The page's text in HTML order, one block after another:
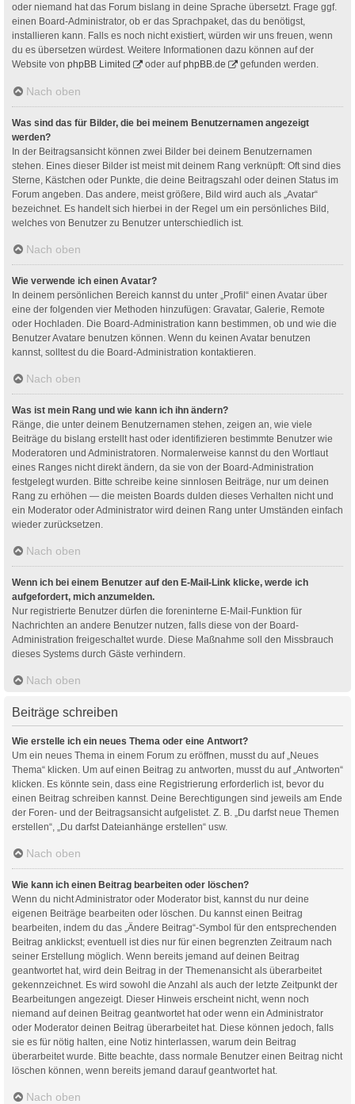
oder niemand hat das Forum bislang in deine Sprache übersetzt. Frage ggf.
einen Board-Administrator, ob er das Sprachpaket, das du benötigst,
installieren kann. Falls es noch nicht existiert, würden wir uns freuen, wenn
du es übersetzen würdest. Weitere Informationen dazu können auf der
Website von phpBB Limited oder aufphpBB.de gefunden werden.
Nach oben
Was sind das für Bilder, die bei meinem Benutzernamen angezeigt
werden?
In der Beitragsansicht können zwei Bilder bei deinem Benutzernamen
stehen. Eines dieser Bilder ist meist mit deinem Rang verknüpft: Oft sind dies
Sterne, Kästchen oder Punkte, die deine Beitragszahl oder deinen Status im
Forum angeben. Das andere, meist größere, Bild wird auch als „Avatar“
bezeichnet. Es handelt sich hierbei in der Regel um ein persönliches Bild,
welches von Benutzer zu Benutzer unterschiedlich ist.
Nach oben
Wie verwende ich einen Avatar?
In deinem persönlichen Bereich kannst du unter „Profil“ einen Avatar über
eine der folgenden vier Methoden hinzufügen: Gravatar, Galerie, Remote
oder Hochladen. Die Board-Administration kann bestimmen, ob und wie die
Benutzer Avatare benutzen können. Wenn du keinen Avatar benutzen
kannst, solltest du die Board-Administration kontaktieren.
Nach oben
Was ist mein Rang und wie kann ich ihn ändern?
Ränge, die unter deinem Benutzernamen stehen, zeigen an, wie viele
Beiträge du bislang erstellt hast oder identifizieren bestimmte Benutzer wie
Moderatoren und Administratoren. Normalerweise kannst du den Wortlaut
eines Ranges nicht direkt ändern, da sie von der Board-Administration
festgelegt wurden. Bitte schreibe keine sinnlosen Beiträge, nur um deinen
Rang zu erhöhen — die meisten Boards dulden dieses Verhalten nicht und
ein Moderator oder Administrator wird deinen Rang unter Umständen einfach
wieder zurücksetzen.
Nach oben
Wenn ich bei einem Benutzer auf den E-Mail-Link klicke, werde ich
aufgefordert, mich anzumelden.
Nur registrierte Benutzer dürfen die foreninterne E-Mail-Funktion für
Nachrichten an andere Benutzer nutzen, falls diese von der Board-
Administration freigeschaltet wurde. Diese Maßnahme soll den Missbrauch
dieses Systems durch Gäste verhindern.
Nach oben
Beiträge schreiben
Wie erstelle ich ein neues Thema oder eine Antwort?
Um ein neues Thema in einem Forum zu eröffnen, musst du auf „Neues
Thema“ klicken. Um auf einen Beitrag zu antworten, musst du auf „Antworten“
klicken. Es könnte sein, dass eine Registrierung erforderlich ist, bevor du
einen Beitrag schreiben kannst. Deine Berechtigungen sind jeweils am Ende
der Foren- und der Beitragsansicht aufgelistet. Z. B. „Du darfst neue Themen
erstellen“, „Du darfst Dateianhänge erstellen“ usw.
Nach oben
Wie kann ich einen Beitrag bearbeiten oder löschen?
Wenn du nicht Administrator oder Moderator bist, kannst du nur deine
eigenen Beiträge bearbeiten oder löschen. Du kannst einen Beitrag
bearbeiten, indem du das „Ändere Beitrag“-Symbol für den entsprechenden
Beitrag anklickst; eventuell ist dies nur für einen begrenzten Zeitraum nach
seiner Erstellung möglich. Wenn bereits jemand auf deinen Beitrag
geantwortet hat, wird dein Beitrag in der Themenansicht als überarbeitet
gekennzeichnet. Es wird sowohl die Anzahl als auch der letzte Zeitpunkt der
Bearbeitungen angezeigt. Dieser Hinweis erscheint nicht, wenn noch
niemand auf deinen Beitrag geantwortet hat oder wenn ein Administrator
oder Moderator deinen Beitrag überarbeitet hat. Diese können jedoch, falls
sie es für nötig halten, eine Notiz hinterlassen, warum dein Beitrag
überarbeitet wurde. Bitte beachte, dass normale Benutzer einen Beitrag nicht
löschen können, wenn bereits jemand darauf geantwortet hat.
Nach oben